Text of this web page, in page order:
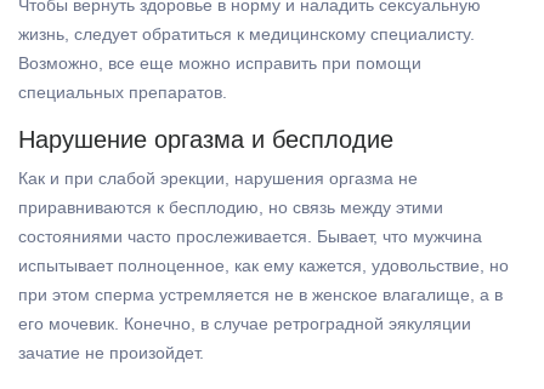
Чтобы вернуть здоровье в норму и наладить сексуальную
жизнь, следует обратиться к медицинскому специалисту.
Возможно, все еще можно исправить при помощи
специальных препаратов.
Нарушение оргазма и бесплодие
Как и при слабой эрекции, нарушения оргазма не
приравниваются к бесплодию, но связь между этими
состояниями часто прослеживается. Бывает, что мужчина
испытывает полноценное, как ему кажется, удовольствие, но
при этом сперма устремляется не в женское влагалище, а в
его мочевик. Конечно, в случае ретроградной эякуляции
зачатие не произойдет.